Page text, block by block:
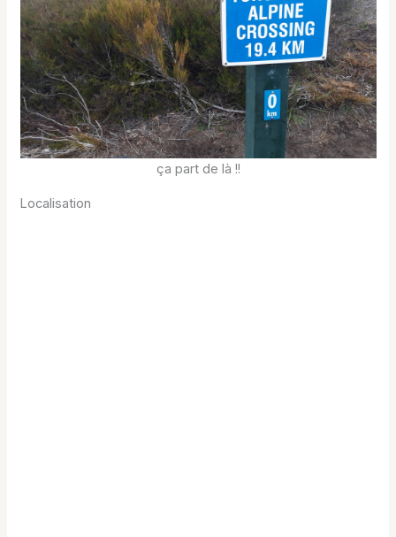
ça part de là !!
Localisation